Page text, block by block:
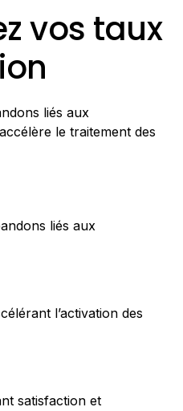
vos taux
liés aux
le traitement des
liés aux
l’activation des
satisfaction et